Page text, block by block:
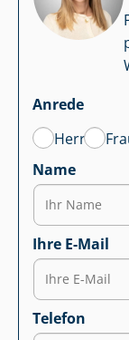
Anrede
Herr
Name
Ihre E-Mail
Telefon